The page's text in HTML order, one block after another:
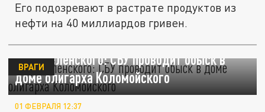
Его подозревают в растрате продуктов из
нефти на 40 миллиардов гривен.
Друг Зеленского: СБУ проводит обыск в
доме олигарха Коломойского
ВРАГИ
01 ФЕВРАЛЯ 12:37